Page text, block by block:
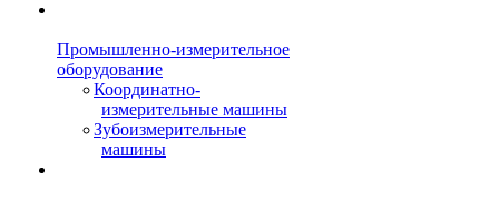
Промышленно-измерительное
оборудование
Координатно-
измерительные машины
Зубоизмерительные
машины